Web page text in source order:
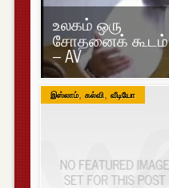
உலகம் ஒரு
சோதனைக் கூடம்
– AV
இஸ்லாம், கல்வி, வீடியோ